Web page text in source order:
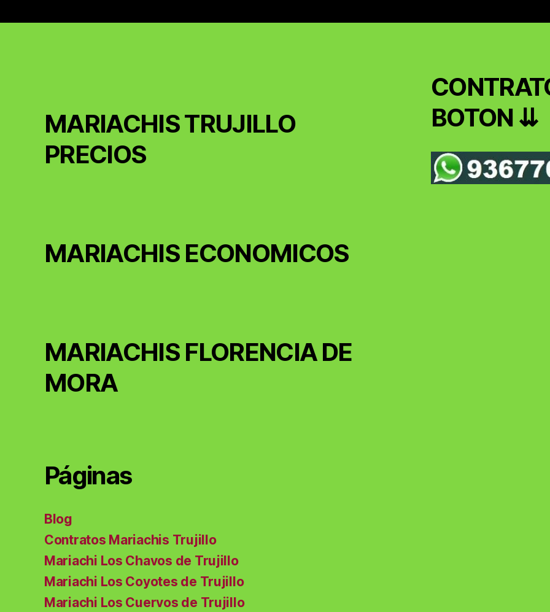
MARIACHIS TRUJILLO
PRECIOS
MARIACHIS ECONOMICOS
MARIACHIS FLORENCIA DE
MORA
Páginas
Blog
Contratos Mariachis Trujillo
Mariachi Los Chavos de Trujillo
Mariachi Los Coyotes de Trujillo
Mariachi Los Cuervos de Trujillo
BOTON ⇊